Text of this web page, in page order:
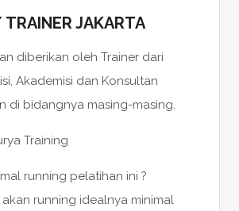
TRAINERJAKARTA
diberikan oleh Trainer dari
Akademisi dan Konsultan
di bidangnya masing-masing.
Training
running pelatihan ini ?
akan running idealnya minimal